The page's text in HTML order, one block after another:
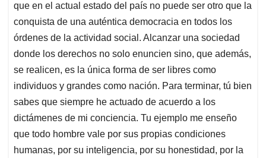
que en el actual estado del país no puede ser otro que la
conquista de una auténtica democracia en todos los
órdenes de la actividad social. Alcanzar una sociedad
donde los derechos no solo enuncien sino, que además,
se realicen, es la única forma de ser libres como
individuos y grandes como nación. Para terminar, tú bien
sabes que siempre he actuado de acuerdo a los
dictámenes de mi conciencia. Tu ejemplo me enseño
que todo hombre vale por sus propias condiciones
humanas, por su inteligencia, por su honestidad, por la